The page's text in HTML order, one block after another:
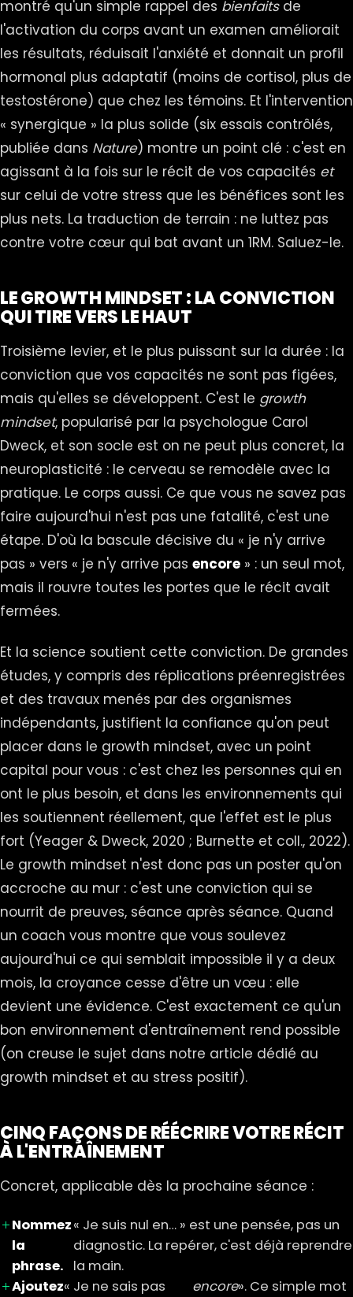
montré qu'un simple rappel des bienfaitsde
l'activation du corps avant un examen améliorait
les résultats, réduisait l'anxiété et donnait un profil
hormonal plus adaptatif (moins de cortisol, plus de
testostérone) que chez les témoins. Et l'intervention
« synergique » la plus solide (six essais contrôlés,
publiée dans Nature) montre un point clé : c'est en
agissant à la fois sur le récit de vos capacités et
sur celui de votre stress que les bénéfices sont les
plus nets. La traduction de terrain : ne luttez pas
contre votre cœur qui bat avant un 1RM. Saluez-le.
LE GROWTH MINDSET : LA CONVICTION
QUI TIRE VERS LE HAUT
Troisième levier, et le plus puissant sur la durée : la
conviction que vos capacités ne sont pas figées,
mais qu'elles se développent. C'est le growth
mindset, popularisé par la psychologue Carol
Dweck, et son socle est on ne peut plus concret, la
neuroplasticité : le cerveau se remodèle avec la
pratique. Le corps aussi. Ce que vous ne savez pas
faire aujourd'hui n'est pas une fatalité, c'est une
étape. D'où la bascule décisive du « je n'y arrive
pas » vers « je n'y arrive pas encore » : un seul mot,
mais il rouvre toutes les portes que le récit avait
fermées.
Et la science soutient cette conviction. De grandes
études, y compris des réplications préenregistrées
et des travaux menés par des organismes
indépendants, justifient la confiance qu'on peut
placer dans le growth mindset, avec un point
capital pour vous : c'est chez les personnes qui en
ont le plus besoin, et dans les environnements qui
les soutiennent réellement, que l'effet est le plus
fort (Yeager & Dweck, 2020 ; Burnette et coll., 2022).
Le growth mindset n'est donc pas un poster qu'on
accroche au mur : c'est une conviction qui se
nourrit de preuves, séance après séance. Quand
un coach vous montre que vous soulevez
aujourd'hui ce qui semblait impossible il y a deux
mois, la croyance cesse d'être un vœu : elle
devient une évidence. C'est exactement ce qu'un
bon environnement d'entraînement rend possible
(on creuse le sujet dans notre article dédié au
growth mindset et au stress positif).
CINQ FAÇONS DE RÉÉCRIRE VOTRE RÉCIT
À L'ENTRAÎNEMENT
Concret, applicable dès la prochaine séance :
Nommez
la
phrase.
« Je suis nul en… » est une pensée, pas un
diagnostic. La repérer, c'est déjà reprendre
la main.
Ajoutez« Je ne sais pas
encore». Ce simple mot